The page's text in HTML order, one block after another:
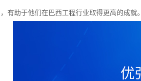
有助于他们在巴西工程行业取得更高的成就。